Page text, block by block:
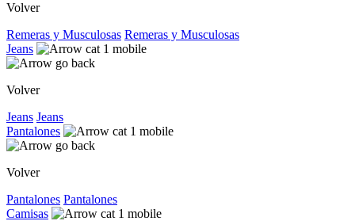
Volver
Remeras y Musculosas Remeras y Musculosas
Jeans
Volver
Jeans Jeans
Pantalones
Volver
Pantalones Pantalones
Camisas